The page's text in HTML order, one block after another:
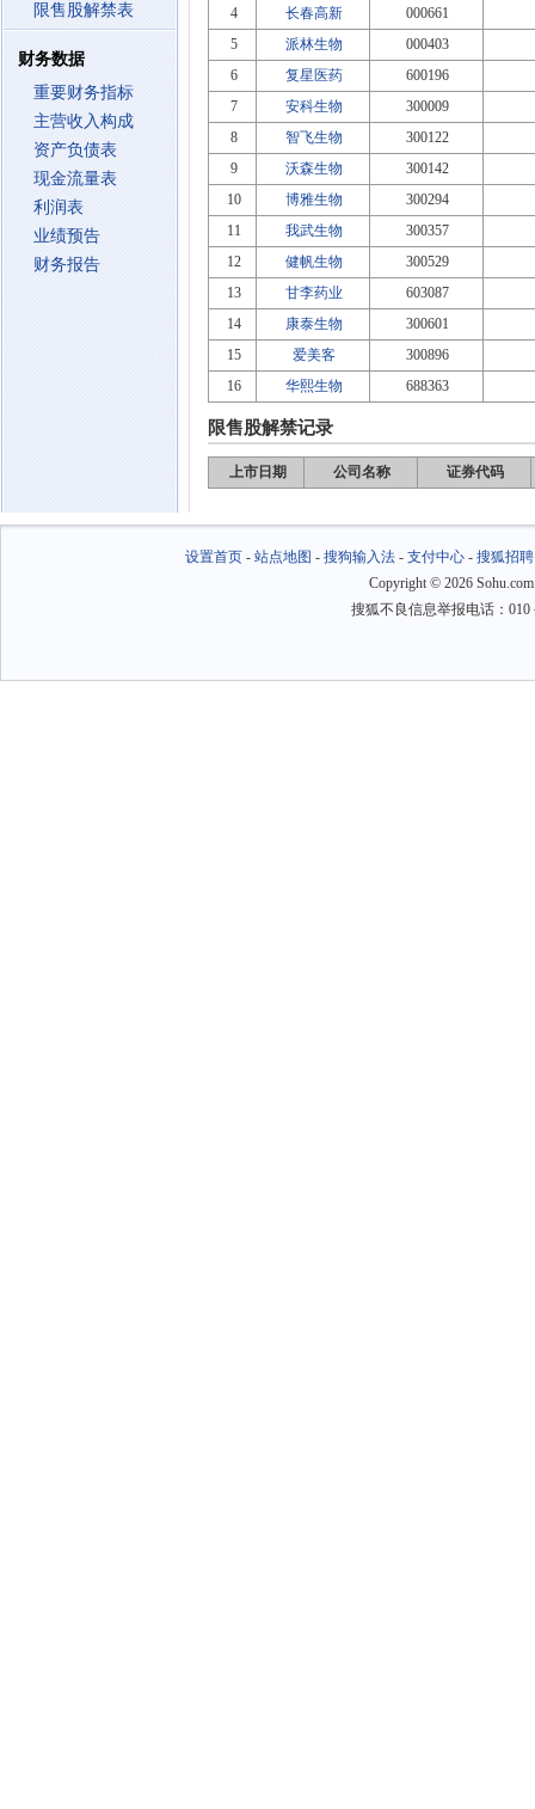
限售股解禁表
财务数据
重要财务指标
主营收入构成
资产负债表
现金流量表
利润表
业绩预告
财务报告
4
长春高新
000661
5
派林生物
000403
6
复星医药
600196
7
安科生物
300009
8
智飞生物
300122
9
沃森生物
300142
10
博雅生物
300294
11
我武生物
300357
12
健帆生物
300529
13
甘李药业
603087
14
康泰生物
300601
15
爱美客
300896
16
华熙生物 688363
限售股解禁记录
上市日期 公司名称 证券代码
设置首页- 站点地图 - 搜狗输入法- 支付中心- 搜狐招聘
Copyright © 2026
搜狐不良信息举报电话：010